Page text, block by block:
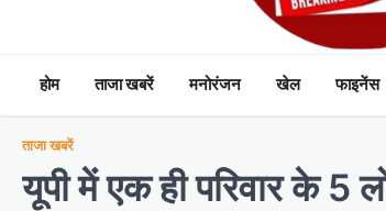
होम ताजा खबरें मनोरंजन खेल फाइनेंस
ताजा खबरें
यूपी में एक ही परिवार के 5